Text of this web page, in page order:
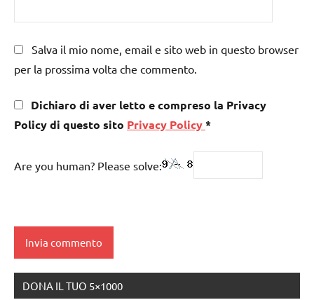
Salva il mio nome, email e sito web in questo browser
per la prossima volta che commento.
Dichiaro di aver letto e compreso la Privacy
Policy di questo sito Privacy Policy*
Are you human? Please solve:
DONA IL TUO 5×1000